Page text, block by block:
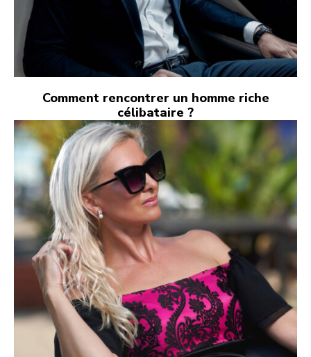
Comment rencontrer un homme riche
célibataire ?